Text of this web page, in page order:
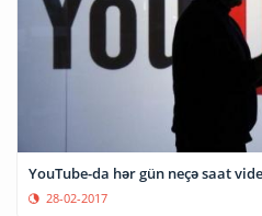
YouTube-da hər gün neçə saat
28-02-2017